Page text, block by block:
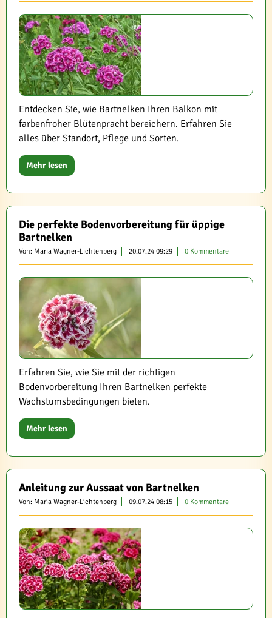
Entdecken Sie, wie Bartnelken Ihren Balkon mit
farbenfroher Blütenpracht bereichern. Erfahren Sie
alles über Standort, Pflege und Sorten.
Mehr lesen
Die perfekte Bodenvorbereitung für üppige
Bartnelken
Von: Maria Wagner-Lichtenberg 20.07.24 09:29 0 Kommentare
Erfahren Sie, wie Sie mit der richtigen
Bodenvorbereitung Ihren Bartnelken perfekte
Wachstumsbedingungen bieten.
Mehr lesen
Anleitung zur Aussaat von Bartnelken
Von: Maria Wagner-Lichtenberg 09.07.24 08:15 0 Kommentare